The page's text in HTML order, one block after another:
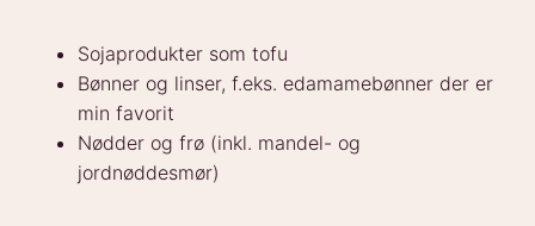
Sojaprodukter som tofu
Bønner og linser, f.eks. edamamebønner der er
min favorit
Nødder og frø (inkl. mandel- og
jordnøddesmør)